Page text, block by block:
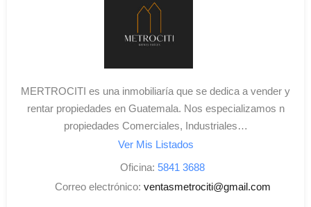
MERTROCITI es una inmobiliaría que se dedica a vender y
rentar propiedades en Guatemala. Nos especializamos n
propiedades Comerciales, Industriales…
Ver Mis Listados
Oficina: 5841 3688
Correo electrónico: ventasmetrociti@gmail.com